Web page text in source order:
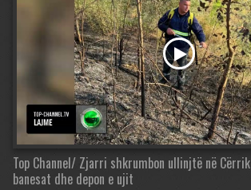
Top Channel/ Zjarri shkrumbon ullinjtë në
banesat dhe depon e ujit